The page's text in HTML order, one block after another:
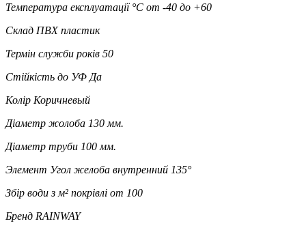
Температура експлуатації °C от -40 до +60
Склад ПВХ пластик
Термін служби років 50
Стійкість до УФ Да
Колір Коричневый
Діаметр жолоба 130 мм.
Діаметр труби 100 мм.
Элемент Угол желоба внутренний 135°
Збір води з м² покрівлі от 100
Бренд RAINWAY